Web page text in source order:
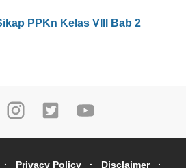
PPKn Kelas VIII Bab 2
Privacy Policy Disclaimer